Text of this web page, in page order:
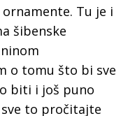
Tu je i
šibenske
o tomu što bi sve
biti i još puno
to pročitajte